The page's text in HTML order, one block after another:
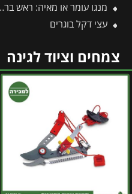
מנגו עומר או מאיה: ראש בראש – מי מהם עדיף לגדל בגינה?
עצי דקל בוגרים
צמחים וציוד לגינה